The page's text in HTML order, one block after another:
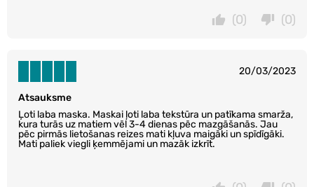
(0)
(0)
20/03/2023
Atsauksme
Ļoti laba maska. Maskai ļoti laba tekstūra un patīkama smarža,
kura turās uz matiem vēl 3-4 dienas pēc mazgāšanās. Jau
pēc pirmās lietošanas reizes mati kļuva maigāki un spīdīgāki.
Mati paliek viegli ķemmējami un mazāk izkrīt.